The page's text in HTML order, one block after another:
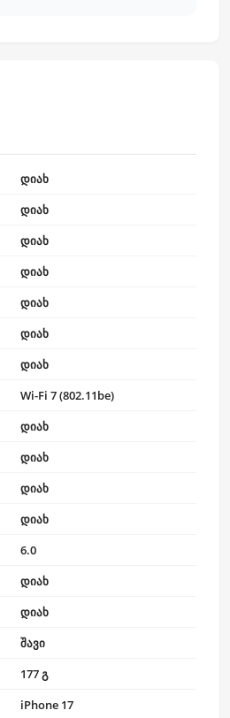
დიახ
დიახ
დიახ
დიახ
დიახ
დიახ
დიახ
Wi-Fi 7 (802.11be)
დიახ
დიახ
დიახ
დიახ
6.0
დიახ
დიახ
შავი
177 გ
iPhone 17